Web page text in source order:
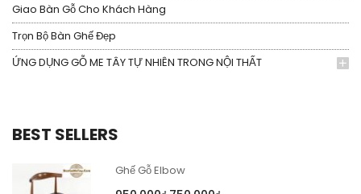
Giao Bàn Gỗ Cho Khách Hàng
Trọn Bộ Bàn Ghế Đẹp
ỨNG DỤNG GỖ ME TÂY TỰ NHIÊN TRONG NỘI THẤT
BEST SELLERS
Ghế Gỗ Elbow